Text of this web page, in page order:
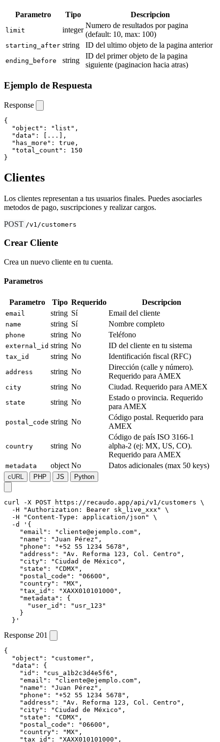
Parametro Tipo Descripcion
limit integer
Numero de resultados por pagina
(default: 10, max: 100)
starting_after string ID del ultimo objeto de la pagina anterior
ending_before string
ID del primer objeto de la pagina
siguiente (paginacion hacia atras)
Ejemplo de Respuesta
Response
{
  "object": "list",
  "data": [...],
  "has_more": true,
  "total_count": 150
}
Clientes
Los clientes representan a tus usuarios finales. Puedes asociarles
metodos de pago, suscripciones y realizar cargos.
POST /v1/customers
Crear Cliente
Crea un nuevo cliente en tu cuenta.
Parametros
Parametro Tipo Requerido Descripcion
email string Sí Email del cliente
name string Sí Nombre completo
phone string No Teléfono
external_id string No ID del cliente en tu sistema
tax_id string No Identificación fiscal (RFC)
address string No
Dirección (calle y número).
Requerido para AMEX
city string No Ciudad. Requerido para AMEX
state string No
Estado o provincia. Requerido
para AMEX
postal_code string No
Código postal. Requerido para
AMEX
country string No
Código de país ISO 3166-1
alpha-2 (ej: MX, US, CO).
Requerido para AMEX
metadata object No Datos adicionales (max 50 keys)
cURL PHP JS Python
curl -X POST https://recaudo.app/api/v1/customers \
  -H "Authorization: Bearer sk_live_xxx" \
  -H "Content-Type: application/json" \
  -d '{
    "email": "cliente@ejemplo.com",
    "name": "Juan Pérez",
    "phone": "+52 55 1234 5678",
    "address": "Av. Reforma 123, Col. Centro",
    "city": "Ciudad de México",
    "state": "CDMX",
    "postal_code": "06600",
    "country": "MX",
    "tax_id": "XAXX010101000",
    "metadata": {
      "user_id": "usr_123"
    }
  }'
Response 201
{
  "object": "customer",
  "data": {
    "id": "cus_a1b2c3d4e5f6",
    "email": "cliente@ejemplo.com",
    "name": "Juan Pérez",
    "phone": "+52 55 1234 5678",
    "address": "Av. Reforma 123, Col. Centro",
    "city": "Ciudad de México",
    "state": "CDMX",
    "postal_code": "06600",
    "country": "MX",
    "tax_id": "XAXX010101000",